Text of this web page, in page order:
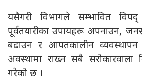
यसैगरी विभागले सम्भावित
पूर्वतयारीका उपायहरू अपनाउन,
बढाउन र आपतकालीन व्यवस्थापन
अवस्थामा राख्न सबै
गरेको छ ।